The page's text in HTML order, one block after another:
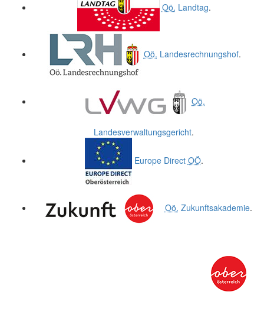
Oö. Landtag.
Oö. Landesrechnungshof.
Oö.
Landesverwaltungsgericht.
Europe Direct OÖ.
Oö. Zukunftsakademie.